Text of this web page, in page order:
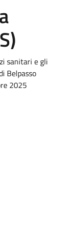
sanitari e gli
Belpasso
2025